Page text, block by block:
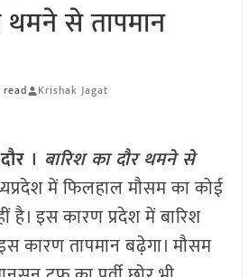
थमने से तापमान
Krishak Jagat
। बारिश का दौर थमने से
में फिलहाल मौसम का कोई
है। इस कारण प्रदेश में बारिश
कारण तापमान बढ़ेगा। मौसम